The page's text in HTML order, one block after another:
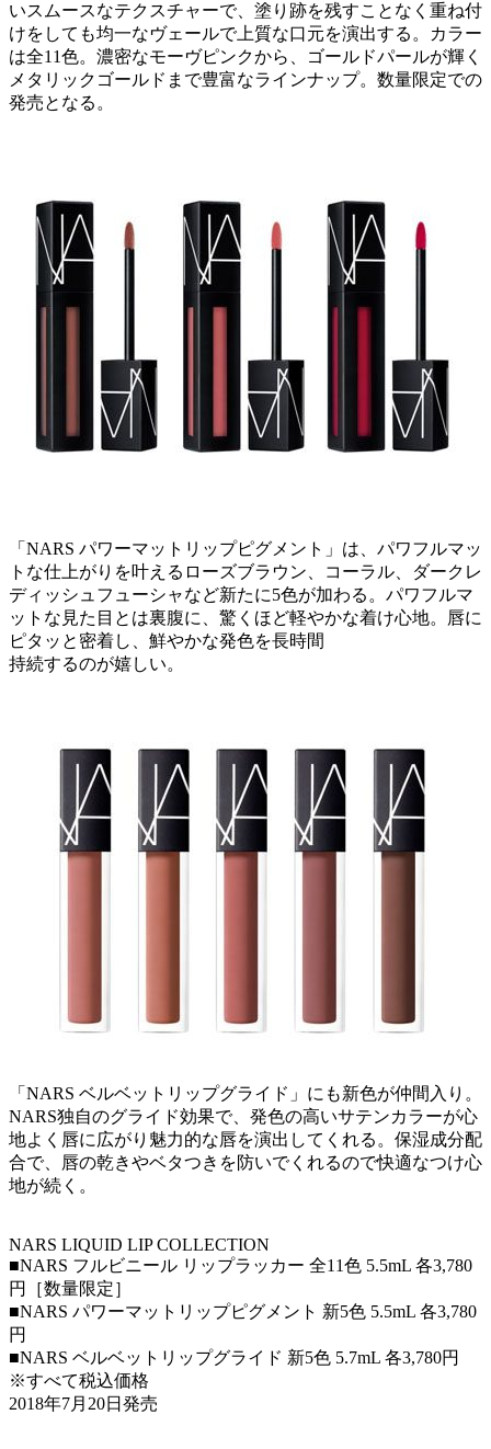
いスムースなテクスチャーで、塗り跡を残すことなく重ね付
けをしても均一なヴェールで上質な口元を演出する。カラー
は全11色。濃密なモーヴピンクから、ゴールドパールが輝く
メタリックゴールドまで豊富なラインナップ。数量限定での
発売となる。
「NARS パワーマットリップピグメント」は、パワフルマッ
トな仕上がりを叶えるローズブラウン、コーラル、ダークレ
ディッシュフューシャなど新たに5色が加わる。パワフルマ
ットな見た目とは裏腹に、驚くほど軽やかな着け心地。唇に
ピタッと密着し、鮮やかな発色を長時間
持続するのが嬉しい。
「NARS ベルベットリップグライド」にも新色が仲間入り。
NARS独自のグライド効果で、発色の高いサテンカラーが心
地よく唇に広がり魅力的な唇を演出してくれる。保湿成分配
合で、唇の乾きやベタつきを防いでくれるので快適なつけ心
地が続く。
NARS LIQUID LIP COLLECTION
■NARS フルビニール リップラッカー 全11色 5.5mL 各3,780
円［数量限定］
■NARS パワーマットリップピグメント 新5色 5.5mL 各3,780
円
■NARS ベルベットリップグライド 新5色 5.7mL 各3,780円
※すべて税込価格
2018年7月20日発売